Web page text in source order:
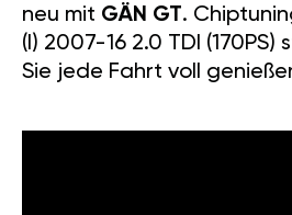
neu mit GÄN GT.
(I) 2007-16 2.0 TDI (170PS)
Sie jede Fahrt voll